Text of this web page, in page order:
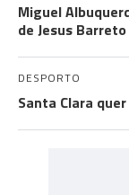
Miguel
de Jesus Barreto
DESPORTO
Santa Clara